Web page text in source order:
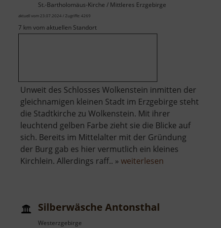
St.-Bartholomäus-Kirche / Mittleres Erzgebirge
aktuell vom 23.07.2024 / Zugriffe: 4269
7 km vom aktuellen Standort
Unweit des Schlosses Wolkenstein inmitten der
gleichnamigen kleinen Stadt im Erzgebirge steht
die Stadtkirche zu Wolkenstein. Mit ihrer
leuchtend gelben Farbe zieht sie die Blicke auf
sich. Bereits im Mittelalter mit der Gründung
der Burg gab es hier vermutlich ein kleines
Kirchlein. Allerdings raff.. » weiterlesen
Silberwäsche Antonsthal
Westerzgebirge